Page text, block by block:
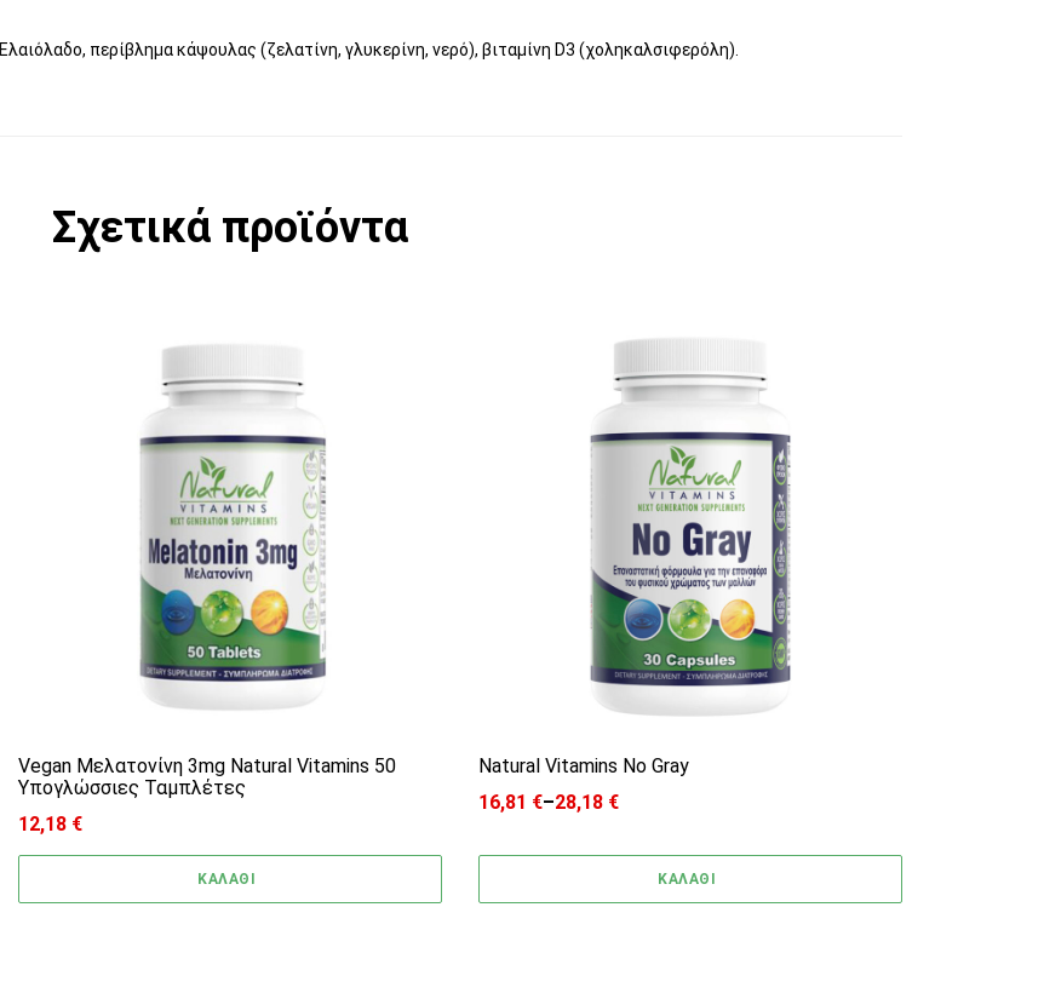
Ελαιόλαδο, περίβλημα κάψουλας (ζελατίνη, γλυκερίνη, νερό), βιταμίνη D3 (χοληκαλσιφερόλη).
Σχετικά προϊόντα
Vegan Μελατονίνη 3mg Natural Vitamins 50
Υπογλώσσιες Ταμπλέτες
12,18 €
ΚΑΛΑΘΙ
Natural Vitamins No Gray
16,81 €–28,18 €
Price range: 16,81 € through 28,18 €
ΚΑΛΑΘΙ
Αυτό το προϊόν έχει πολλαπλές